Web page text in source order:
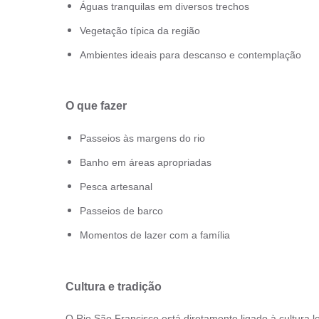
Águas tranquilas em diversos trechos
Vegetação típica da região
Ambientes ideais para descanso e contemplação
O que fazer
Passeios às margens do rio
Banho em áreas apropriadas
Pesca artesanal
Passeios de barco
Momentos de lazer com a família
Cultura e tradição